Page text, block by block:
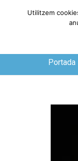
Dijous, 6
Portada
Utilitzem